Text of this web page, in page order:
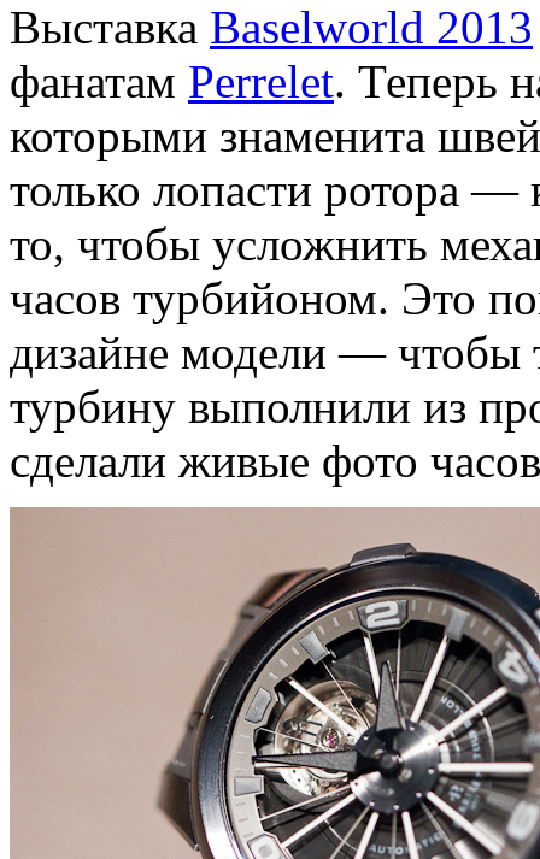
Выставка Baselworld 2013
фанатам Perrelet. Теперь
которыми знаменита
только лопасти ротора
то, чтобы усложнить
часов турбийоном. Это
дизайне модели — чтобы
турбину выполнили из
сделали живые фото